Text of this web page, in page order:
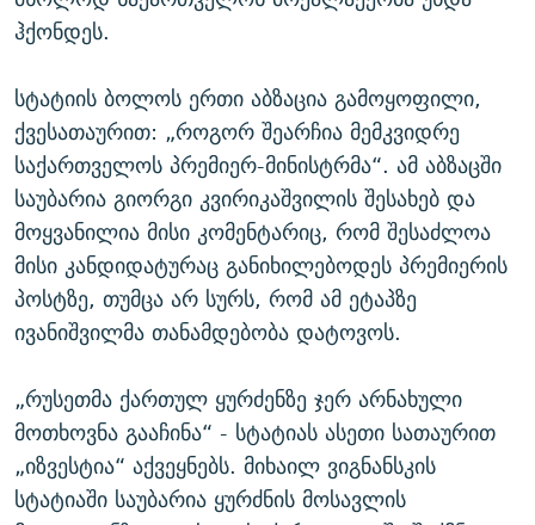
ჰქონდეს.
სტატიის ბოლოს ერთი აბზაცია გამოყოფილი,
ქვესათაურით: „როგორ შეარჩია მემკვიდრე
საქართველოს პრემიერ-მინისტრმა“. ამ აბზაცში
საუბარია გიორგი კვირიკაშვილის შესახებ და
მოყვანილია მისი კომენტარიც, რომ შესაძლოა
მისი კანდიდატურაც განიხილებოდეს პრემიერის
პოსტზე, თუმცა არ სურს, რომ ამ ეტაპზე
ივანიშვილმა თანამდებობა დატოვოს.
„რუსეთმა ქართულ ყურძენზე ჯერ არნახული
მოთხოვნა გააჩინა“ - სტატიას ასეთი სათაურით
„იზვესტია“ აქვეყნებს. მიხაილ ვიგნანსკის
სტატიაში საუბარია ყურძნის მოსავლის